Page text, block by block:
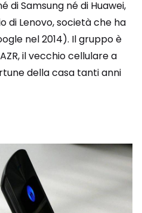
di Samsung né di Huawei,
di Lenovo, società che ha
nel 2014). Il gruppo è
il vecchio cellulare a
della casa tanti anni